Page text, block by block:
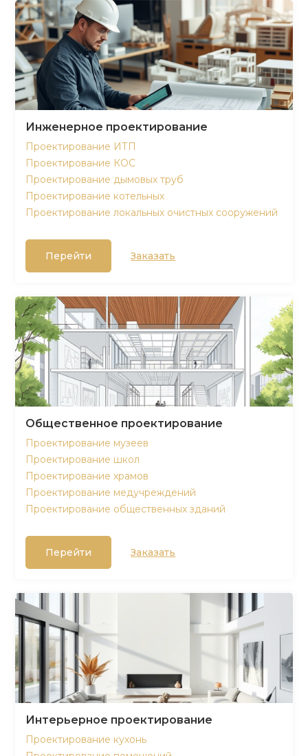
Инженерное проектирование
Проектирование ИТП
Проектирование КОС
Проектирование дымовых труб
Проектирование котельных
Проектирование локальных очистных сооружений
Перейти Заказать
Общественное проектирование
Проектирование музеев
Проектирование школ
Проектирование храмов
Проектирование медучреждений
Проектирование общественных зданий
Перейти Заказать
Интерьерное проектирование
Проектирование кухонь